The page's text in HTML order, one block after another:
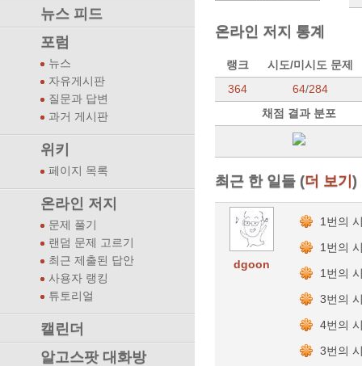
뉴스 피드
포럼
뉴스
자유게시판
질문과 답변
과거 게시판
위키
페이지 목록
온라인 저지
문제 풀기
랜덤 문제 고르기
최근 제출된 답안
사용자 랭킹
튜토리얼
캘린더
알고스팟 대화방
온라인 저지 통계
랭크
시도/미시도 문제
364
64/284
채점 결과 분포
최근 한 일들 (더 보기)
dgoon
1번의
1번의
1번의
3번의
4번의
3번의